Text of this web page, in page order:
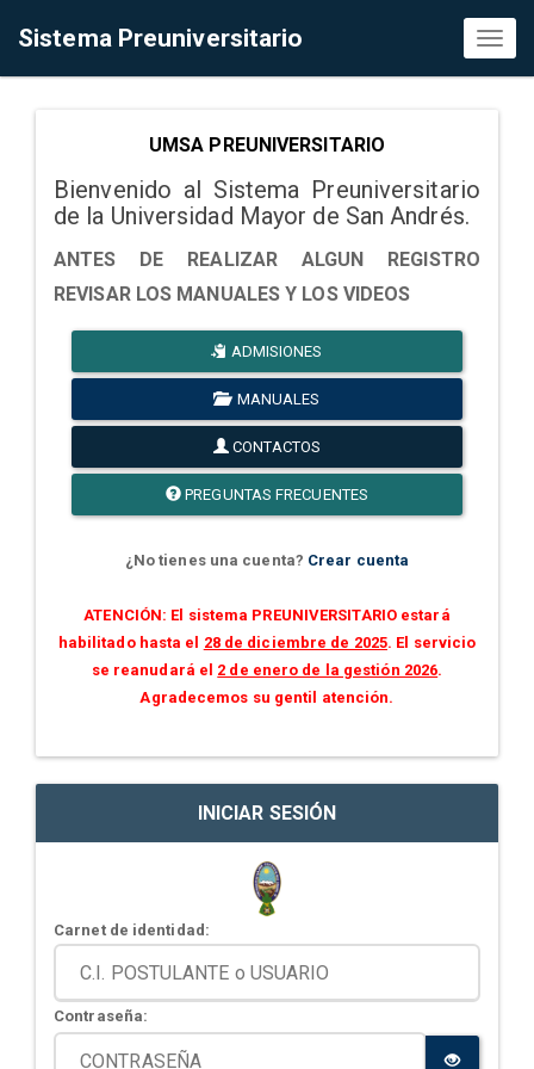
Sistema Preuniversitario
UMSA PREUNIVERSITARIO
Bienvenido al Sistema Preuniversitario
de la Universidad Mayor de San Andrés.
ANTES DE REALIZAR ALGUN REGISTRO
REVISAR LOS MANUALES Y LOS VIDEOS
ADMISIONES
MANUALES
CONTACTOS
PREGUNTAS FRECUENTES
¿No tienes una cuenta? Crear cuenta
ATENCIÓN: El sistema PREUNIVERSITARIO estará
habilitado hasta el 28 de diciembre de 2025. El servicio
se reanudará el 2 de enero de la gestión 2026.
Agradecemos su gentil atención.
INICIAR SESIÓN
Carnet de identidad:
Contraseña: